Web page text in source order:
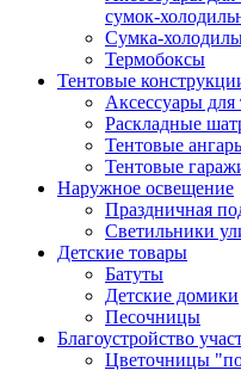
сумок-
Сумка-
Термобоксы
Тентовые
Аксессуары
Раскладные
Тентовые
Тентовые
Наружное освещение
Праздничная
Светильники
Детские товары
Батуты
Детские домики
Песочницы
Благоустройство
Цветочницы